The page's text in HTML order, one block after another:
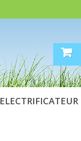
ELECTRIFICATEUR